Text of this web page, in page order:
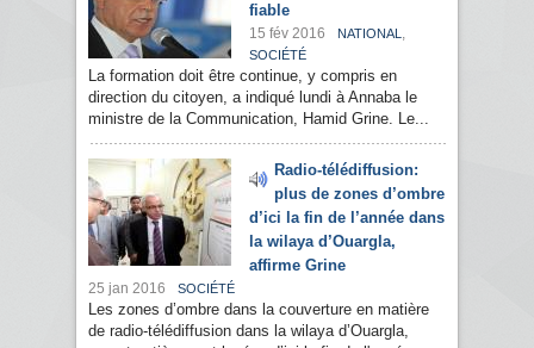
fiable
15 fév 2016 NATIONAL ,
SOCIÉTÉ
La formation doit être continue, y compris en
direction du citoyen, a indiqué lundi à Annaba le
ministre de la Communication, Hamid Grine. Le...
Radio-télédiffusion:
plus de zones d’ombre
d’ici la fin de l’année dans
la wilaya d’Ouargla,
affirme Grine
25 jan 2016 SOCIÉTÉ
Les zones d’ombre dans la couverture en matière
de radio-télédiffusion dans la wilaya d’Ouargla,